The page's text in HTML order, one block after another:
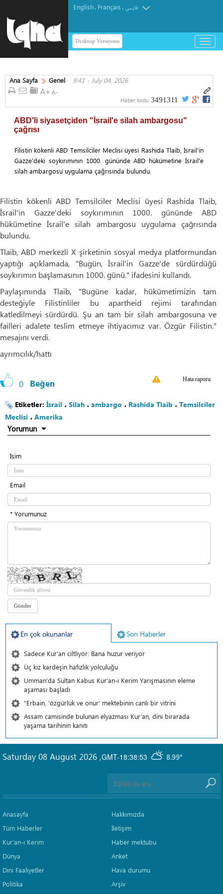
English. Français.فارسی
Desktop Versiyonu
باز
و
کردن
Ana Sayfa Genel 9:41 - July 04, 2026
Haber kodu: 3491311
ABD'li siyasetçiden "İsrail'e silah ambargosu"
çağrısı
Filistin kökenli ABD Temsilciler Meclisi üyesi Rashida Tlaib, İsrail'in
Gazze'deki soykırımının 1000. gününde ABD hükümetine İsrail'e
silah ambargosu uygulama çağrısında bulundu.
Filistin kökenli ABD Temsilciler Meclisi üyesi Rashida Tlaib,
İsrail'in Gazze'deki soykırımının 1000. gününde ABD
hükümetine İsrail'e silah ambargosu uygulama çağrısında
bulundu.
Tlaib, ABD merkezli X şirketinin sosyal medya platformundan
yaptığı açıklamada, "Bugün, İsrail'in Gazze'de sürdürdüğü
soykırımın başlamasının 1000. günü." ifadesini kullandı.
Paylaşımında Tlaib, "Bugüne kadar, hükümetimizin tam
desteğiyle Filistinliler bu apartheid rejimi tarafından
katledilmeyi sürdürdü. Şu an tam bir silah ambargosuna ve
failleri adalete teslim etmeye ihtiyacımız var. Özgür Filistin."
mesajını verdi.
ayrımcılık/hattı
0 Beğen Hata raporu
Etiketler: İsrail ، Silah ، ambargo ، Rashida Tlaib ، Temsilciler
Meclisi ، Amerika
Yorumun
İsim
Email
* Yorumunuz
En çok okunanlar Son Haberler
Sadece Kur'an ciltliyor: Bana huzur veriyor
Üç kız kardeşin hafızlık yolculuğu
Umman’da Sultan Kabus Kur’an-ı Kerim Yarışmasının eleme
aşaması başladı
“Erbain, ‘özgürlük ve onur’ mektebinin canlı bir vitrini
Assam camisinde bulunan elyazması Kur’an, dini birarada
yaşama tarihinin kanıtı
GMT-18:38:53 8.99°
Saturday 08 August 2026 ,
Anasayfa
Tüm Haberler
Kur'an-ı Kerim
Dünya
Dini Faaliyetler
Politika
Hakkımızda
İletişim
Haber mektubu
Anket
Hava durumu
Arşiv